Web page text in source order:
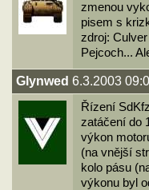
zmenou
pisem s
zdroj: Culver
Pejcoch...
Glynwed 6.3.2003
Řízení
zatáčení do
výkon
(na vnější
kolo pásu
výkonu byl